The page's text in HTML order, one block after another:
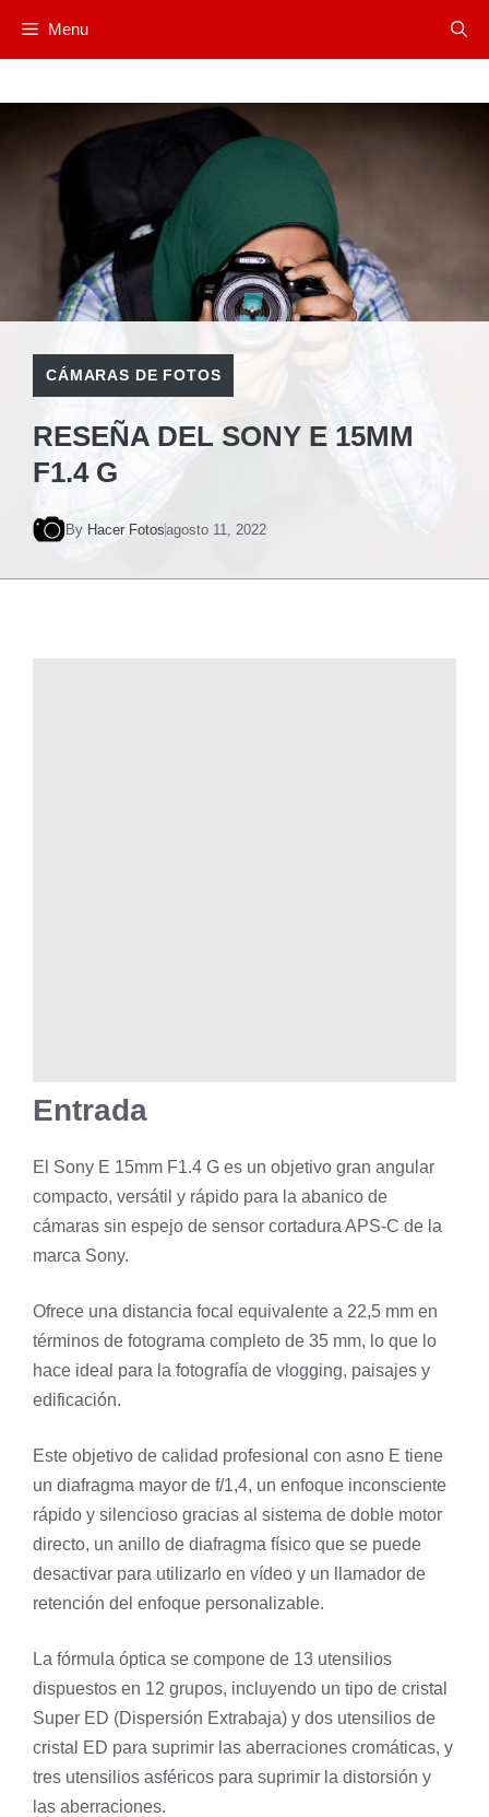
Menu
CÁMARAS DE FOTOS
RESEÑA DEL SONY E 15MM
F1.4 G
By Hacer Fotosagosto 11, 2022
Entrada
El Sony E 15mm F1.4 G es un objetivo gran angular
compacto, versátil y rápido para la abanico de
cámaras sin espejo de sensor cortadura APS-C de la
marca Sony.
Ofrece una distancia focal equivalente a 22,5 mm en
términos de fotograma completo de 35 mm, lo que lo
hace ideal para la fotografía de vlogging, paisajes y
edificación.
Este objetivo de calidad profesional con asno E tiene
un diafragma mayor de f/1,4, un enfoque inconsciente
rápido y silencioso gracias al sistema de doble motor
directo, un anillo de diafragma físico que se puede
desactivar para utilizarlo en vídeo y un llamador de
retención del enfoque personalizable.
La fórmula óptica se compone de 13 utensilios
dispuestos en 12 grupos, incluyendo un tipo de cristal
Super ED (Dispersión Extrabaja) y dos utensilios de
cristal ED para suprimir las aberraciones cromáticas, y
tres utensilios asféricos para suprimir la distorsión y
las aberraciones.